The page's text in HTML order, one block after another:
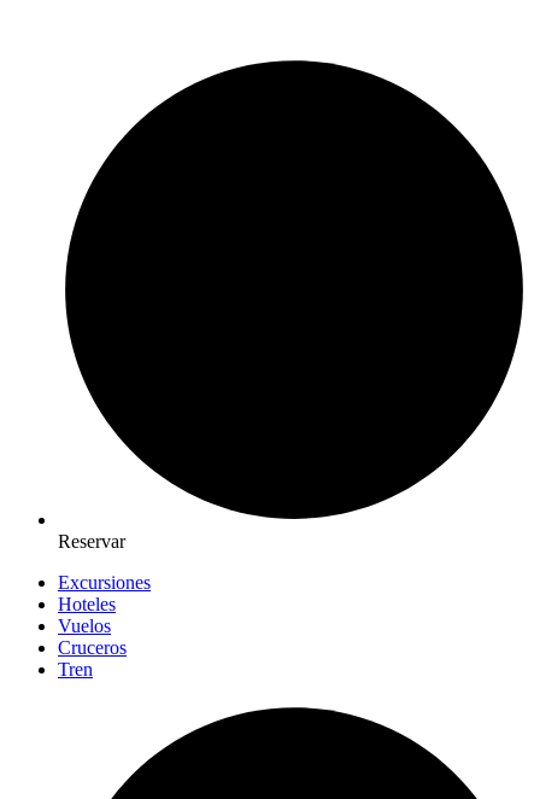
Reservar
Excursiones
Hoteles
Vuelos
Cruceros
Tren